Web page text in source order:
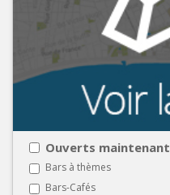
Ouverts maintenant
Bars à thèmes
Bars-Cafés